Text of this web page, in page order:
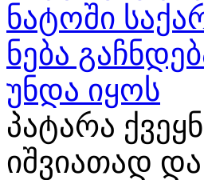
ნატოში
ნება
უნდა იყოს
პატარა
იშვიათად